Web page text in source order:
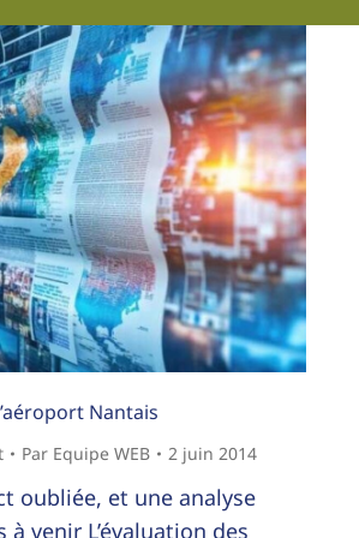
Nantais
Par Equipe WEB 2 juin 2014
oubliée, et une analyse
venir L’évaluation des